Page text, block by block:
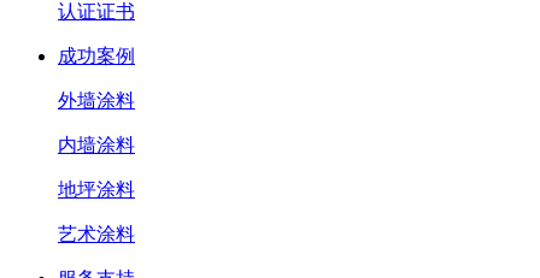
认证证书
成功案例
外墙涂料
内墙涂料
地坪涂料
艺术涂料